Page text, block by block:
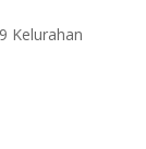
Kelurahan